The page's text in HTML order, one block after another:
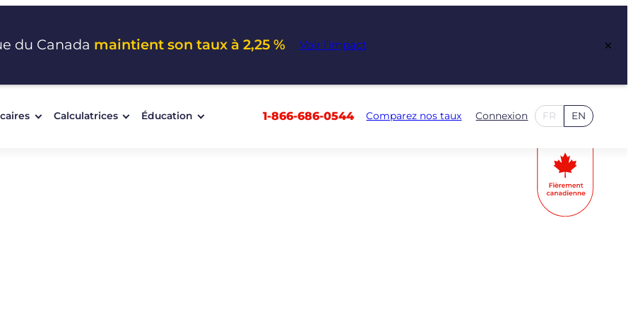
du Canada maintient son taux à 2,25 % Voir l’impact ×
Calculatrices Éducation 1-866-686-0544 Comparez nos taux Connexion FR EN